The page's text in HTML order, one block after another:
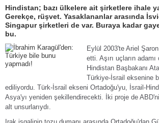
Hindistan; bazı ülkelere ait şirketlere ihale
Gerekçe, rüşvet. Yasaklananlar arasında
Singapur şirketleri de var. Buraya kadar
bu.
Eylül 2003'te Ariel
etti. Aşırı uçların
Hindistan Başbakanı
Türkiye-İsrail eksenine
ediliyordu. Türk-İsrail ekseni Ortadoğu'yu, İsrail-
Asya'yı yeniden şekillendirecekti. İki proje de
alt unsurlarıydı.